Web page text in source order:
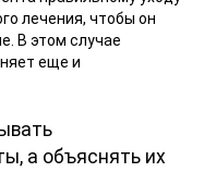
лечения, чтобы он
В этом случае
еще и
а объяснять их